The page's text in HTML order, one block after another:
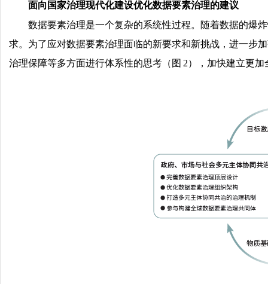
面向国家治理现代化建设优化数据要素治理的建议
数据要素治理是一个复杂的系统性过程。随着数据的爆
求。为了应对数据要素治理面临的新要求和新挑战，进一步
治理保障等多方面进行体系性的思考（图 2），加快建立更